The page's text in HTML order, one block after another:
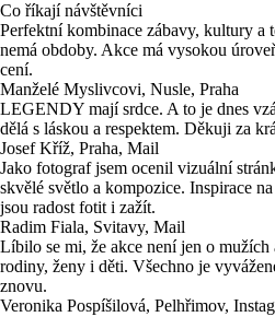
Co říkají návštěvníci
Perfektní kombinace zábavy, kultury a
nemá obdoby. Akce má vysokou
cení.
Manželé Myslivcovi, Nusle, Praha
LEGENDY mají srdce. A to je dnes
dělá s láskou a respektem. Děkuji za
Josef Kříž, Praha, Mail
Jako fotograf jsem ocenil vizuální
skvělé světlo a kompozice. Inspirace
jsou radost fotit i zažít.
Radim Fiala, Svitavy, Mail
Líbilo se mi, že akce není jen o
rodiny, ženy i děti. Všechno je
znovu.
Veronika Pospíšilová, Pelhřimov,